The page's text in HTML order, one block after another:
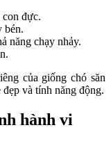
đực.
bén.
năng chạy nhảy.
của giống chó săn
và tính năng động.
hành vi